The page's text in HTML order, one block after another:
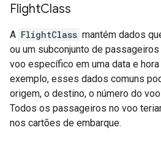
FlightClass
A FlightClass mantém dados
ou um subconjunto de
voo específico em uma data e
exemplo, esses dados comuns
origem, o destino, o número do
Todos os passageiros no voo
nos cartões de embarque.